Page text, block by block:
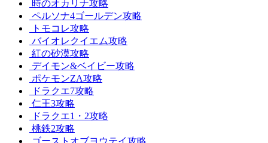
時のオカリナ攻略
ペルソナ4ゴールデン攻略
トモコレ攻略
バイオレクイエム攻略
紅の砂漠攻略
デイモン&ベイビー攻略
ポケモンZA攻略
ドラクエ7攻略
仁王3攻略
ドラクエ1・2攻略
桃鉄2攻略